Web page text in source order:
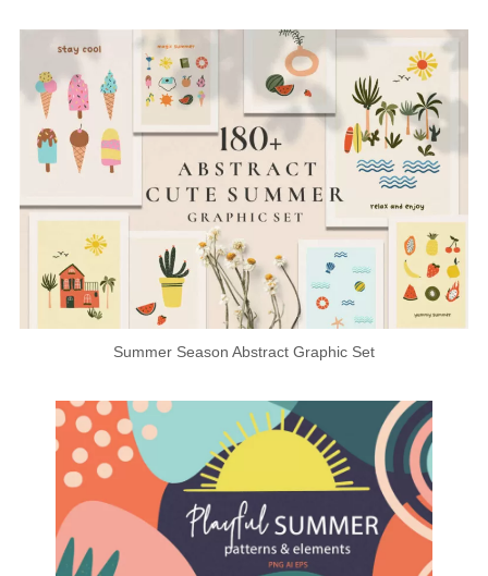
Summer Season Abstract Graphic Set